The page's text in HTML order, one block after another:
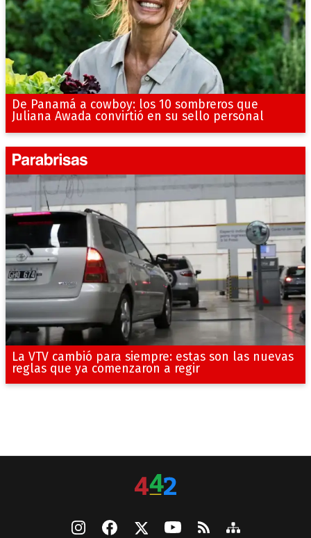
De Panamá a cowboy: los 10 sombreros que
Juliana Awada convirtió en su sello personal
La VTV cambió para siempre: estas son las nuevas
reglas que ya comenzaron a regir